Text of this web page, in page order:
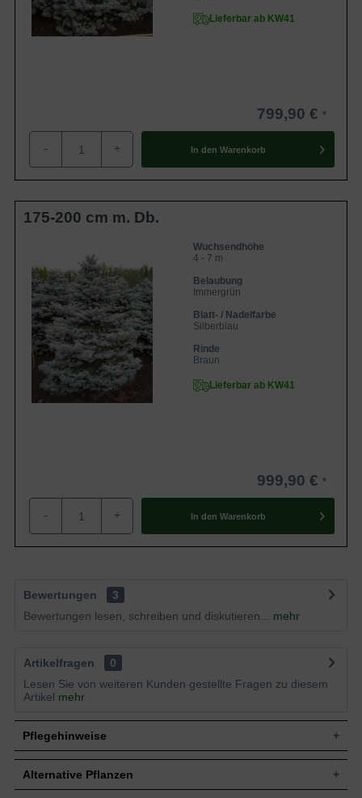
Lieferbar ab KW41
799,90 €
- + In den Warenkorb
175-200 cm m. Db.
Wuchsendhöhe
4 - 7 m
Belaubung
Immergrün
Blatt- / Nadelfarbe
Silberblau
Rinde
Braun
Lieferbar ab KW41
999,90 €
- + In den Warenkorb
Bewertungen
3
Bewertungen lesen, schreiben und diskutieren...
mehr
Artikelfragen
0
Lesen Sie von weiteren Kunden gestellte Fragen zu diesem
Artikel mehr
Pflegehinweise
Pflanz- und Pflegetipps Picea pungens
Alternative Pflanzen